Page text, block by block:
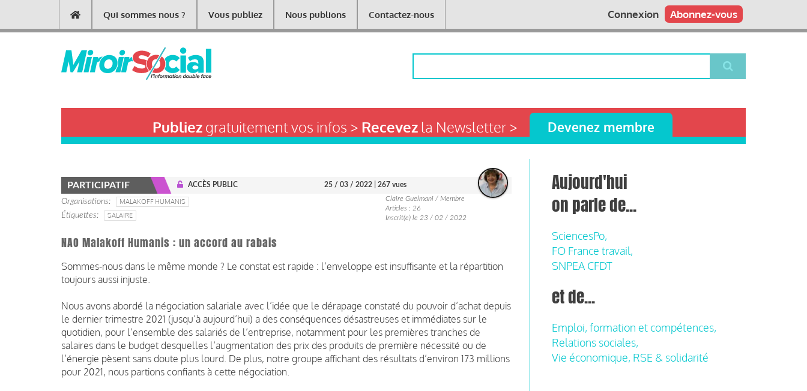
contenu
Main
navigation
Qui sommes nous ? Vous publiez Nous publions Contactez-nous Abonnez-vous
Connexion
Publiezgratuitement vos infos > Recevezla Newsletter > Devenez membre
PARTICIPATIF ACCÈS PUBLIC 25 / 03 / 2022 | 267 vues
Organisations
MALAKOFF HUMANIS
Étiquettes
SALAIRE
Claire Guelmani / Membre
Articles : 26
Inscrit(e) le 23 / 02 / 2022
NAO Malakoff Humanis : un accord au rabais
Sommes-nous dans le même monde ? Le constat est rapide : l’enveloppe est insuffisante et la répartition
toujours aussi injuste.
Nous avons abordé la négociation salariale avec l’idée que le dérapage constaté du pouvoir d’achat depuis
le dernier trimestre 2021 (jusqu’à aujourd’hui) a des conséquences désastreuses et immédiates sur le
quotidien, pour l’ensemble des salariés de l’entreprise, notamment pour les premières tranches de
salaires dans le budget desquelles l’augmentation des prix des produits de première nécessité ou de
l’énergie pèsent sans doute plus lourd. De plus, notre groupe affichant des résultats d’environ 173 millions
pour 2021, nous partions confiants à cette négociation.
Aujourd'hui
on parle de...
SciencesPo,
FO France travail,
SNPEA CFDT
et de...
Emploi, formation et compétences,
Relations sociales,
Vie économique, RSE & solidarité